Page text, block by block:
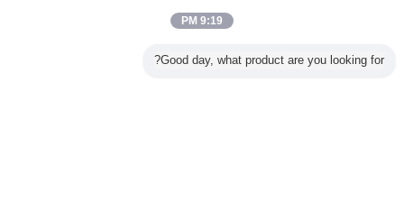
9:19 PM
Good day, what product are you looking for?